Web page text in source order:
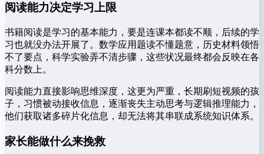
阅读能力决定学习上限
书籍阅读是学习的基本能力，要是连课本都读不顺，后续的学
习也就没办法开展了。数学应用题读不懂题意，历史材料领悟
不了要点，科学实验弄不清步骤，这些状况最终都会反映在各
科分数上。
阅读能力直接影响思维深度，这更为严重，长期刷短视频的孩
子，习惯被动接收信息，逐渐丧失主动思考与逻辑推理能力，
他们获取诸多碎片化信息，却无法将其串联成系统知识体系。
家长能做什么来挽救